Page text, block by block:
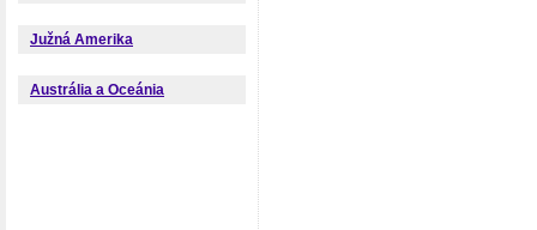
Južná Amerika
Austrália a Oceánia